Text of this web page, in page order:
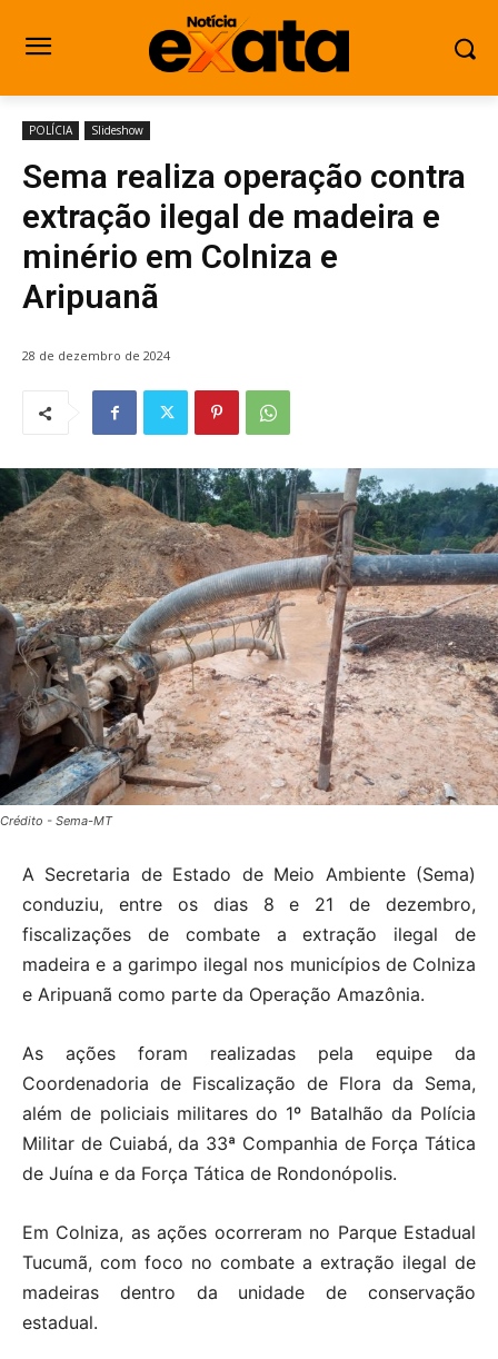
POLÍCIA Slideshow
Sema realiza operação contra
extração ilegal de madeira e
minério em Colniza e
Aripuanã
28 de dezembro de 2024
Crédito - Sema-MT
A Secretaria de Estado de Meio Ambiente (Sema)
conduziu, entre os dias 8 e 21 de dezembro,
fiscalizações de combate a extração ilegal de
madeira e a garimpo ilegal nos municípios de Colniza
e Aripuanã como parte da Operação Amazônia.
As ações foram realizadas pela equipe da
Coordenadoria de Fiscalização de Flora da Sema,
além de policiais militares do 1º Batalhão da Polícia
Militar de Cuiabá, da 33ª Companhia de Força Tática
de Juína e da Força Tática de Rondonópolis.
Em Colniza, as ações ocorreram no Parque Estadual
Tucumã, com foco no combate a extração ilegal de
madeiras dentro da unidade de conservação
estadual.